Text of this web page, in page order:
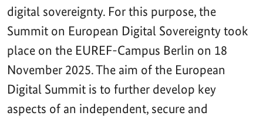
digital sovereignty. For this purpose, the
Summit on European Digital Sovereignty took
place on the EUREF-Campus Berlin on 18
November 2025. The aim of the European
Digital Summit is to further develop key
aspects of an independent, secure and